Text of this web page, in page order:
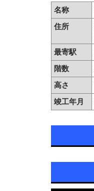
名称
住所
最寄駅
階数
高さ
竣工年月